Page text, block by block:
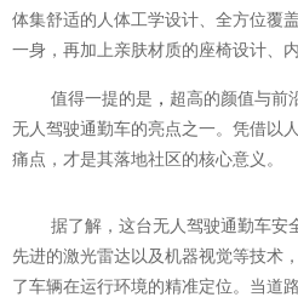
体集舒适的人体工学设计、全方位覆
一身，再加上亲肤材质的座椅设计、
值得一提的是 ， 超高的颜值与前
无人驾驶通勤车的亮点之一。凭借以
痛点，才是其落地社区的核心意义。
据了解，这台无人驾驶通勤车安
先进的激光雷达以及机器视觉等技术
了车辆在运行环境的精准定位。当道